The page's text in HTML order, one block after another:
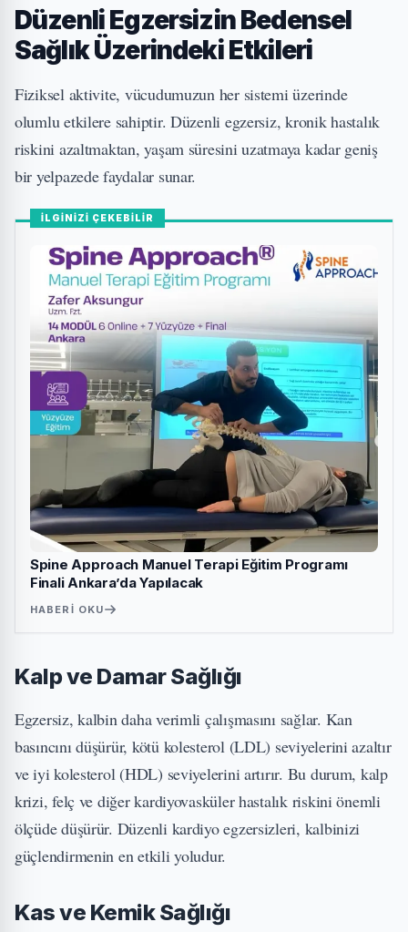
Düzenli Egzersizin Bedensel
Sağlık Üzerindeki Etkileri
Fiziksel aktivite, vücudumuzun her sistemi üzerinde
olumlu etkilere sahiptir. Düzenli egzersiz, kronik hastalık
riskini azaltmaktan, yaşam süresini uzatmaya kadar geniş
bir yelpazede faydalar sunar.
İLGİNİZİ ÇEKEBİLİR
Spine Approach Manuel Terapi Eğitim Programı
Finali Ankara’da Yapılacak
HABERI OKU
Kalp ve Damar Sağlığı
Egzersiz, kalbin daha verimli çalışmasını sağlar. Kan
basıncını düşürür, kötü kolesterol (LDL) seviyelerini azaltır
ve iyi kolesterol (HDL) seviyelerini artırır. Bu durum, kalp
krizi, felç ve diğer kardiyovasküler hastalık riskini önemli
ölçüde düşürür. Düzenli kardiyo egzersizleri, kalbinizi
güçlendirmenin en etkili yoludur.
Kas ve Kemik Sağlığı